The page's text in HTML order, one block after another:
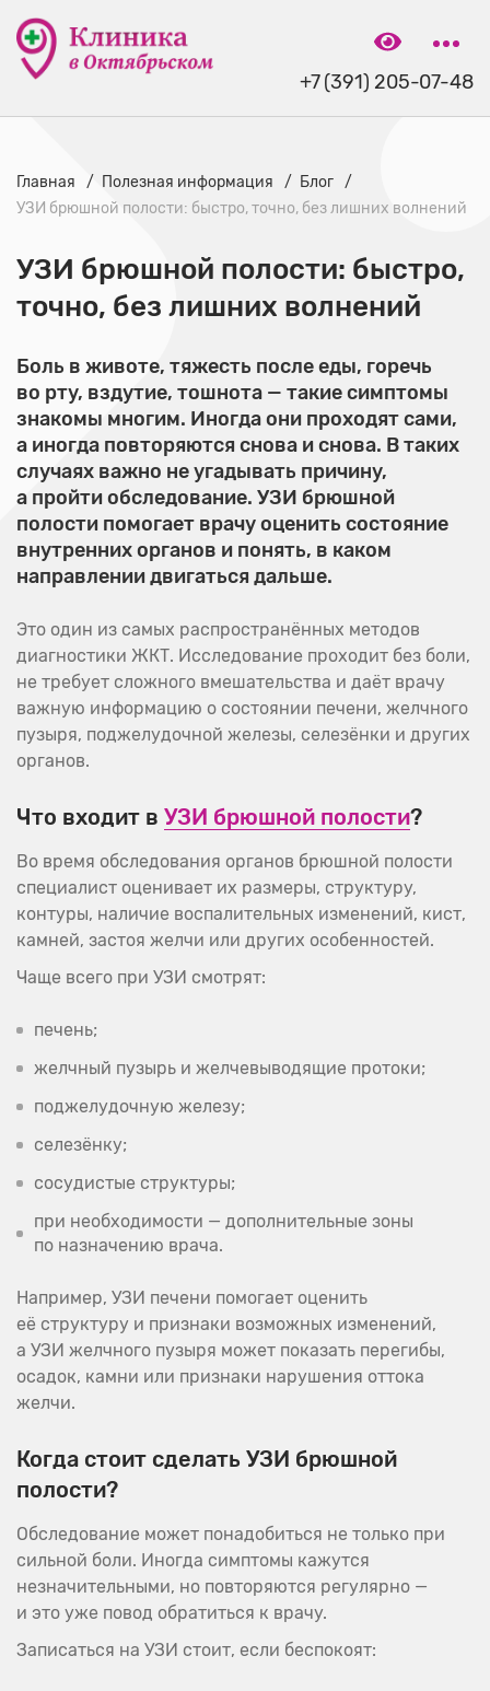
+7 (391) 205-07-48
Главная Полезная информация
Блог
УЗИ брюшной полости: быстро, точно, без лишних волнений
УЗИ брюшной полости: быстро,
точно, без лишних волнений
Боль в животе, тяжесть после еды, горечь
во рту, вздутие, тошнота — такие симптомы
знакомы многим. Иногда они проходят сами,
а иногда повторяются снова и снова. В таких
случаях важно не угадывать причину,
а пройти обследование. УЗИ брюшной
полости помогает врачу оценить состояние
внутренних органов и понять, в каком
направлении двигаться дальше.
Это один из самых распространённых методов
диагностики ЖКТ. Исследование проходит без боли,
не требует сложного вмешательства и даёт врачу
важную информацию о состоянии печени, желчного
пузыря, поджелудочной железы, селезёнки и других
органов.
Что входит в УЗИ брюшной полости?
Во время обследования органов брюшной полости
специалист оценивает их размеры, структуру,
контуры, наличие воспалительных изменений, кист,
камней, застоя желчи или других особенностей.
Чаще всего при УЗИ смотрят:
печень;
желчный пузырь и желчевыводящие протоки;
поджелудочную железу;
селезёнку;
сосудистые структуры;
при необходимости — дополнительные зоны
по назначению врача.
Например, УЗИ печени помогает оценить
её структуру и признаки возможных изменений,
а УЗИ желчного пузыря может показать перегибы,
осадок, камни или признаки нарушения оттока
желчи.
Когда стоит сделать УЗИ брюшной
полости?
Обследование может понадобиться не только при
сильной боли. Иногда симптомы кажутся
незначительными, но повторяются регулярно —
и это уже повод обратиться к врачу.
Записаться на УЗИ стоит, если беспокоят: